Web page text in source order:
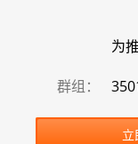
为
群组：
立